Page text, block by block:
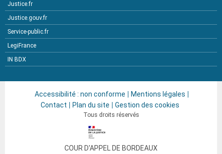
Justice.fr
Justice.gouv.fr
Service-public.fr
LegiFrance
IN BDX
COUR D'APPEL DE BORDEAUX
Accessibilité : non conforme
Mentions légales
Contact
Plan du site Gestion des cookies
Tous droits réservés